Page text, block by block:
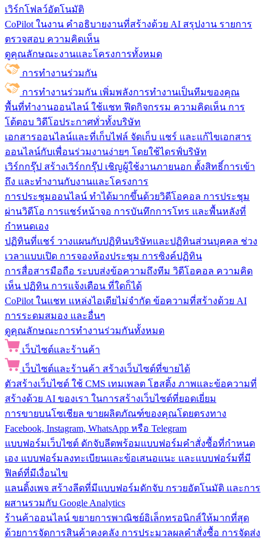
เวิร์กโฟลว์อัตโนมัติ
CoPilot ในงาน คำอธิบายงานที่สร้างด้วย AI สรุปงาน รายการ
ตรวจสอบ ความคิดเห็น
ดูคุณลักษณะงานและโครงการทั้งหมด
การทำงานร่วมกัน
การทำงานร่วมกัน เพิ่มพลังการทำงานเป็นทีมของคุณ
พื้นที่ทำงานออนไลน์ ใช้แชท ฟีดกิจกรรม ความคิดเห็น การ
โต้ตอบ วิดีโอประกาศทั่วทั้งบริษัท
เอกสารออนไลน์และที่เก็บไฟล์ จัดเก็บ แชร์ และแก้ไขเอกสาร
ออนไลน์กับเพื่อนร่วมงานง่ายๆ โดยใช้ไดรฟ์บริษัท
เวิร์กกรุ๊ป สร้างเวิร์กกรุ๊ป เชิญผู้ใช้งานภายนอก ตั้งสิทธิ์การเข้า
ถึง และทำงานกับงานและโครงการ
การประชุมออนไลน์ ทำได้มากขึ้นด้วยวิดีโอคอล การประชุม
ผ่านวิดีโอ การแชร์หน้าจอ การบันทึกการโทร และพื้นหลังที่
กำหนดเอง
ปฏิทินที่แชร์ วางแผนกับปฏิทินบริษัทและปฏิทินส่วนบุคคล ช่วง
เวลาแบบเปิด การจองห้องประชุม การซิงค์ปฏิทิน
การสื่อสารมือถือ ระบบส่งข้อความถึงทีม วิดีโอคอล ความคิด
เห็น ปฏิทิน การแจ้งเตือน ที่ใดก็ได้
CoPilot ในแชท แหล่งไอเดียไม่จำกัด ข้อความที่สร้างด้วย AI
การระดมสมอง และอื่นๆ
ดูคุณลักษณะการทำงานร่วมกันทั้งหมด
เว็บไซต์และร้านค้า
เว็บไซต์และร้านค้า สร้างเว็บไซต์ที่ขายได้
ตัวสร้างเว็บไซต์ ใช้ CMS เทมเพลต โฮสติ้ง ภาพและข้อความที่
สร้างด้วย AI ของเรา ในการสร้างเว็บไซต์ที่ยอดเยี่ยม
การขายบนโซเชียล ขายผลิตภัณฑ์ของคุณโดยตรงทาง
Facebook, Instagram, WhatsApp หรือ Telegram
แบบฟอร์มเว็บไซต์ ดักจับลีดพร้อมแบบฟอร์มคำสั่งซื้อที่กำหนด
เอง แบบฟอร์มลงทะเบียนและข้อเสนอแนะ และแบบฟอร์มที่มี
ฟิลด์ที่มีเงื่อนไข
แลนดิ้งเพจ สร้างลีดที่มีแบบฟอร์มดักจับ กรวยอัตโนมัติ และการ
ผสานรวมกับ Google Analytics
ร้านค้าออนไลน์ ขยายการพาณิชย์อิเล็กทรอนิกส์ให้มากที่สุด
ด้วยการจัดการสินค้าคงคลัง การประมวลผลคำสั่งซื้อ การจัดส่ง